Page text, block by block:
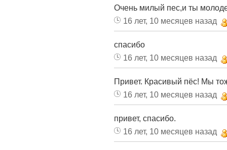
Очень милый пес,и ты
16 лет, 10 месяцев назад
спасибо
16 лет, 10 месяцев назад
Привет. Красивый пёс! Мы
16 лет, 10 месяцев назад
привет, спасибо.
16 лет, 10 месяцев назад